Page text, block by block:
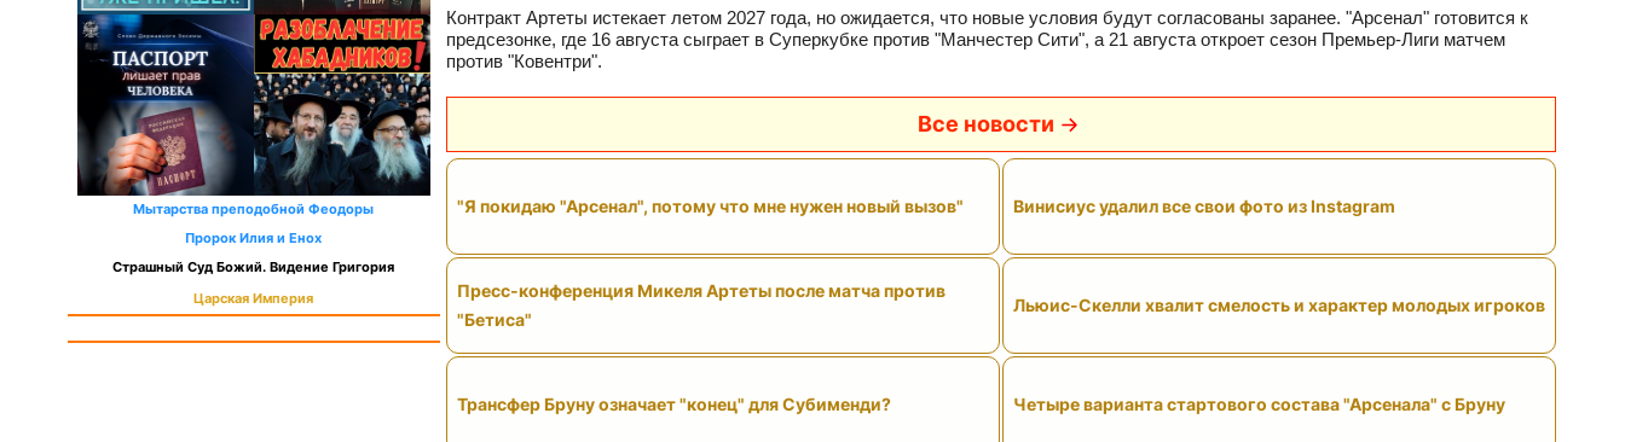
Мытарства преподобной Феодоры
Пророк Илия и Енох
Страшный Суд Божий. Видение Григория
Царская Империя
Контракт Артеты истекает летом 2027 года, но ожидается, что новые условия будут согласованы заранее. "Арсенал" готовится к
предсезонке, где 16 августа сыграет в Суперкубке против "Манчестер Сити", а 21 августа откроет сезон Премьер-Лиги матчем
против "Ковентри".
Все новости
"Я покидаю "Арсенал", потому что мне нужен новый вызов" Винисиус удалил все свои фото из Instagram
Пресс-конференция Микеля Артеты после матча против
"Бетиса"
Льюис-Скелли хвалит смелость и характер молодых игроков
Трансфер Бруну означает "конец" для Субименди? Четыре варианта стартового состава "Арсенала" с Бруну